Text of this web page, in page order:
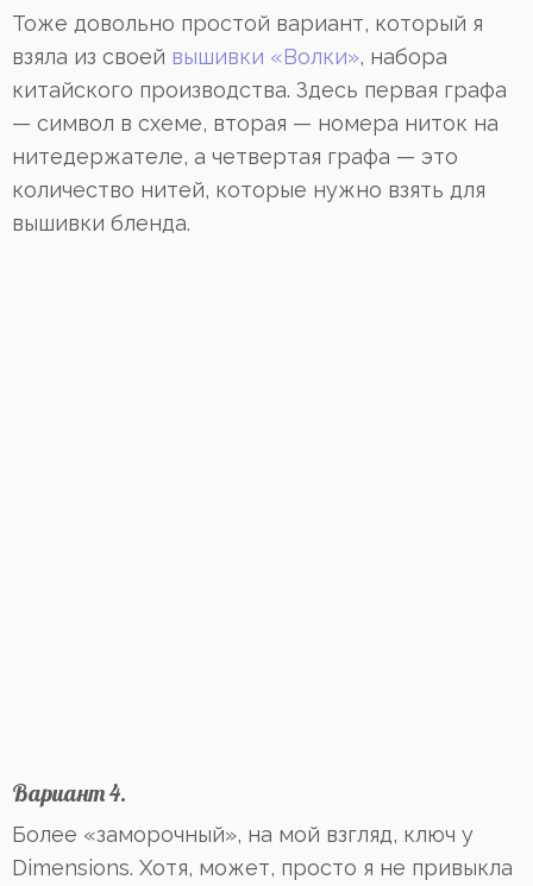
Тоже довольно простой вариант, который я
взяла из своей вышивки «Волки», набора
китайского производства. Здесь первая графа
— символ в схеме, вторая — номера ниток на
нитедержателе, а четвертая графа — это
количество нитей, которые нужно взять для
вышивки бленда.
Вариант 4.
Более «заморочный», на мой взгляд, ключ у
Dimensions. Хотя, может, просто я не привыкла